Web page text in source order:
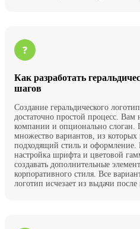
Как разработать
шагов
Создание геральдического
достаточно простой процесс.
компании и опционально слоган.
множество вариантов, из
подходящий стиль и оформление.
настройка шрифта и цветовой
создавать дополнительные
корпоративного стиля. Все
логотип исчезает из выдачи после